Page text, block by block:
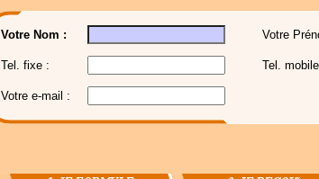
Votre Nom : Votre
Tel. fixe : Tel.
Votre e-mail :